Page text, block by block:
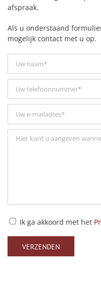
afspraak.
Als u onderstaand
mogelijk contact met u op.
Ik ga akkoord met het